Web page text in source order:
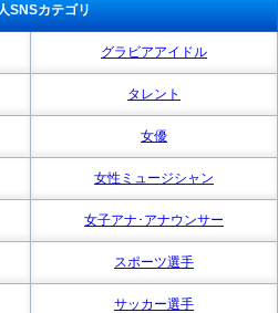
SNSカテゴリ
グラビアアイドル
タレント
女優
女性ミュージシャン
女子アナ･アナウンサー
スポーツ選手
サッカー選手